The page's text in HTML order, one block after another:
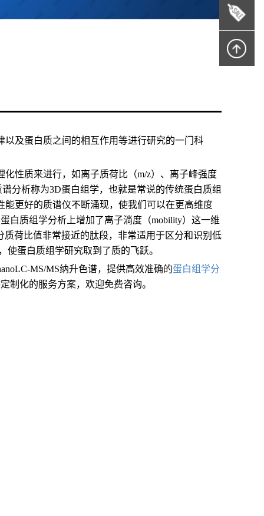
及蛋白质之间的相互作用等进行研究的一门科
性质来进行，如离子质荷比（m/z）、离子峰强度
分析称为3D蛋白组学，也就是常说的传统蛋白质组
更好的质谱仪不断涌现，使我们可以在更高维度
白质组学分析上增加了离子淌度（mobility）这一维
荷比值非常接近的肽段，非常适用于区分和识别低
蛋白质组学研究取到了质的飞跃。
MS/MS纳升色谱，提供高效准确的蛋白组学分
制化的服务方案，欢迎免费咨询。